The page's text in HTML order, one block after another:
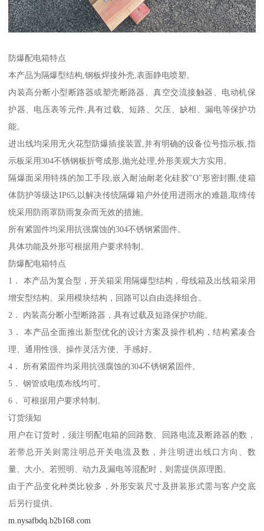
防爆配电箱特点
本产品为隔爆型结构,钢板焊接外壳,表面静电喷塑。
内装高分断小型断路器或塑壳断路器、真空交流接触器、电动机保
护器、电压表等元件,具有过载、短路、欠压、缺相、漏电等保护功
能。
进出线均采用无火花型防爆插接装置,并有明确的设备位号指示板,指
示板采用304不锈钢板折弯成形,抛光处理,外形美观大方实用。
隔爆面采用特殊的加工手段,嵌入耐油耐老化硅胶"O"形密封圈,使箱
体防护等级达IP65,以解决传统隔爆箱户外使用进雨水的难题,取缔传
统采用防雨罩防雨复杂而无效的措施。
所有紧固件均采用抗强腐蚀的304不锈钢紧固件。
具体功能及外形可根据用户要求特制。
防爆配电箱特点
1． 本产品为复合型，开关箱采用隔爆型结构，母线箱及出线箱采用
增安型结构。采用模块结构，回路可以自由选择组合。
2． 内装高分断小型断路器，具有过载及短路保护功能。
3． 本产品全面推出新型优化的设计方案及操作机构，结构紧凑合
理、通用性强、操作灵活方便、手感好。
4． 所有紧固件均采用抗强腐蚀的304不锈钢紧固件。
5． 钢管或电缆布线均可。
6． 可根据用户要求特制。
订货须知
用户在订货时，须注明配电箱的回路数、回路电流及断路器的数，
若带总开关则需注明总开关电流及数，并注明进出线口方向、数
量、大小。若照明、动力及漏电等混配时，则需提供原理图。
由于产品变化种类比较多，外形安装尺寸及拼装形式需与客户交底
后另行提供。
m.nysafbdq.b2b168.com